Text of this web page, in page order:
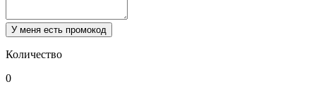
У меня есть промокод
Количество
0